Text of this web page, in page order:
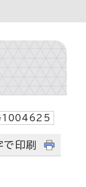
1004625
印刷